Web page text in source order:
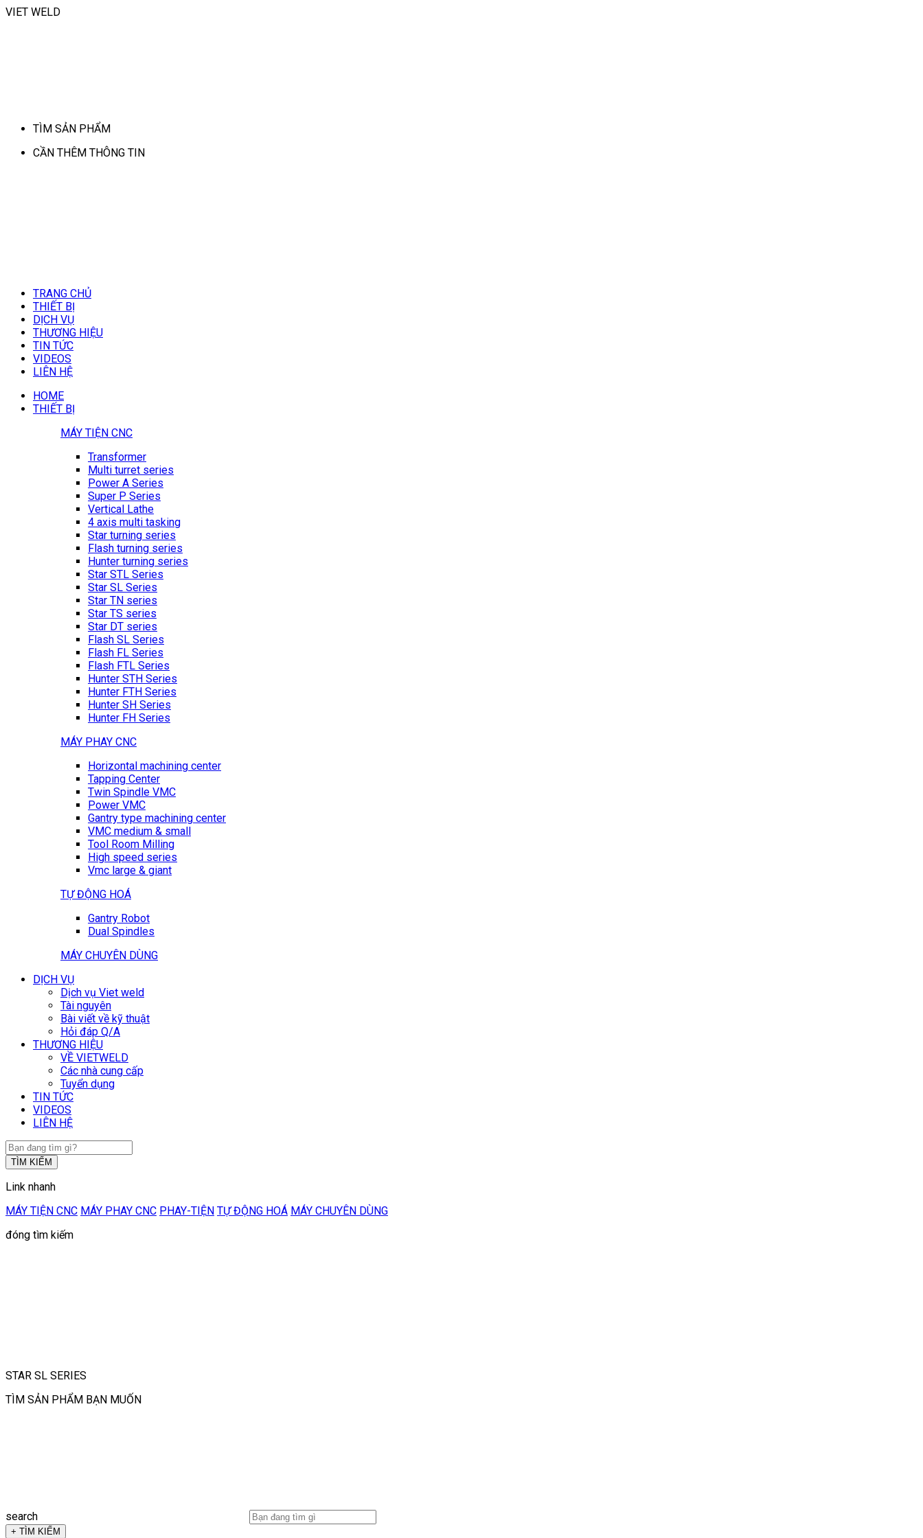
VIET WELD
TÌM SẢN PHẨM
CẦN THÊM THÔNG TIN
TRANG CHỦ
THIẾT BỊ
DỊCH VỤ
THƯƠNG HIỆU
TIN TỨC
VIDEOS
LIÊN HỆ
HOME
THIẾT BỊ
MÁY TIỆN CNC
Transformer
Multi turret series
Power A Series
Super P Series
Vertical Lathe
4 axis multi tasking
Star turning series
Flash turning series
Hunter turning series
Star STL Series
Star SL Series
Star TN series
Star TS series
Star DT series
Flash SL Series
Flash FL Series
Flash FTL Series
Hunter STH Series
Hunter FTH Series
Hunter SH Series
Hunter FH Series
MÁY PHAY CNC
Horizontal machining center
Tapping Center
Twin Spindle VMC
Power VMC
Gantry type machining center
VMC medium & small
Tool Room Milling
High speed series
Vmc large & giant
TỰ ĐỘNG HOÁ
Gantry Robot
Dual Spindles
MÁY CHUYÊN DÙNG
DỊCH VỤ
Dịch vụ Viet weld
Tài nguyên
Bài viết về kỹ thuật
Hỏi đáp Q/A
THƯƠNG HIỆU
VỀ VIETWELD
Các nhà cung cấp
Tuyển dụng
TIN TỨC
VIDEOS
LIÊN HỆ
TÌM KIẾM
Link nhanh
MÁY TIỆN CNC MÁY PHAY CNC PHAY-TIỆN TỰ ĐỘNG HOÁ MÁY CHUYÊN DÙNG
đóng tìm kiếm
STAR SL SERIES
TÌM SẢN PHẨM BẠN MUỐN
search
+ TÌM KIẾM